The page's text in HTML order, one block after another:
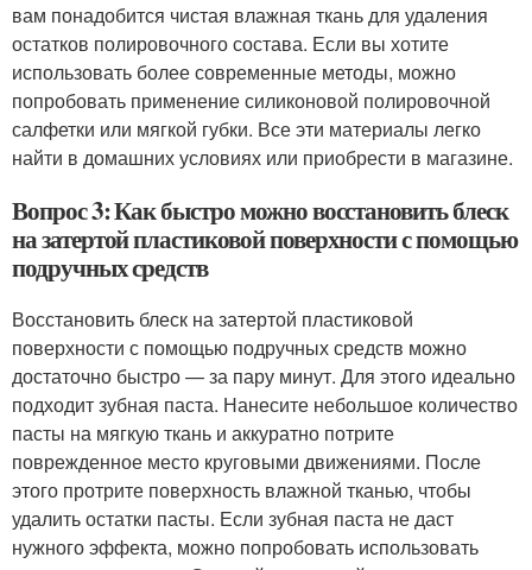
вам понадобится чистая влажная ткань для удаления
остатков полировочного состава. Если вы хотите
использовать более современные методы, можно
попробовать применение силиконовой полировочной
салфетки или мягкой губки. Все эти материалы легко
найти в домашних условиях или приобрести в магазине.
Вопрос 3: Как быстро можно восстановить блеск
на затертой пластиковой поверхности с помощью
подручных средств
Восстановить блеск на затертой пластиковой
поверхности с помощью подручных средств можно
достаточно быстро — за пару минут. Для этого идеально
подходит зубная паста. Нанесите небольшое количество
пасты на мягкую ткань и аккуратно потрите
поврежденное место круговыми движениями. После
этого протрите поверхность влажной тканью, чтобы
удалить остатки пасты. Если зубная паста не даст
нужного эффекта, можно попробовать использовать